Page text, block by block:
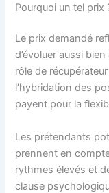
Pourquoi un tel prix
Le prix demandé
d’évoluer aussi
rôle de
l’hybridation des
payent pour la
Les prétendants
prennent en
rythmes élevés et
clause